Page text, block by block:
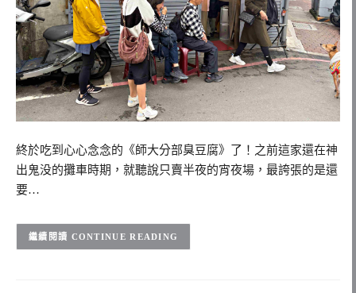
終於吃到心心念念的《師大分部臭豆腐》了！之前這家還在神
出鬼没的攤車時期，就聽說只賣半夜的宵夜場，最誇張的是還
要…
CONTINUE READING